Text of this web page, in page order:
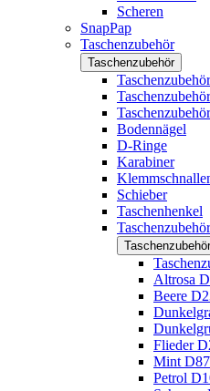
Scheren
SnapPap
Taschenzubehör
Taschenzubehör
Taschenzubehör
Bodennägel
D-Ringe
Karabiner
Schieber
Taschenhenkel
Altrosa
Beere
Flieder
Mint
Petrol